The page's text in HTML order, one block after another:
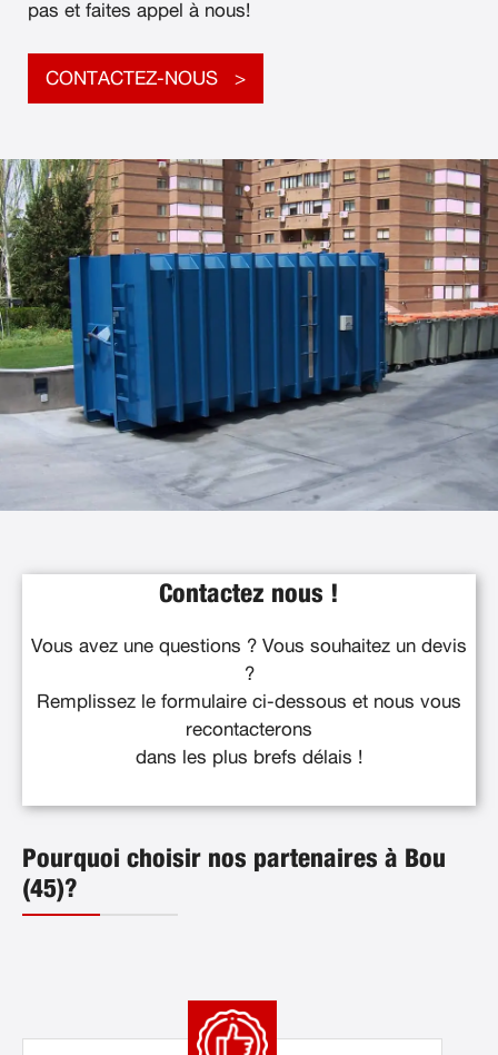
pas et faites appel à nous!
CONTACTEZ-NOUS
Contactez nous !
Vous avez une questions ? Vous souhaitez un devis
?
Remplissez le formulaire ci-dessous et nous vous
recontacterons
dans les plus brefs délais !
Pourquoi choisir nos partenaires à Bou
(45)?